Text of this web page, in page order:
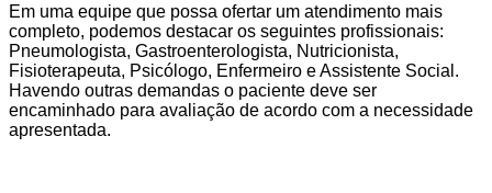
Em uma equipe que possa ofertar um atendimento mais
completo, podemos destacar os seguintes profissionais:
Pneumologista, Gastroenterologista, Nutricionista,
Fisioterapeuta, Psicólogo, Enfermeiro e Assistente Social.
Havendo outras demandas o paciente deve ser
encaminhado para avaliação de acordo com a necessidade
apresentada.